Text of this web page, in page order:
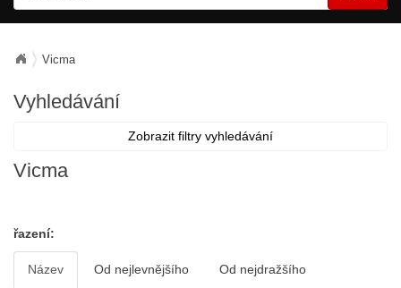
Vicma
Vyhledávání
Zobrazit filtry vyhledávání
Vicma
řazení:
Název Od nejlevnějšího Od nejdražšího